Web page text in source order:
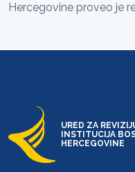
Hercegovine proveo je
URED ZA
INSTITUCIJA
HERCEGOVINE